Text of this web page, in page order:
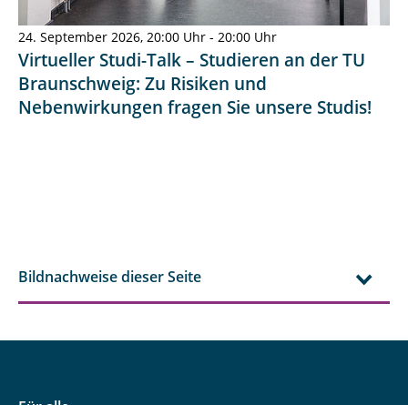
24. September 2026, 20:00 Uhr - 20:00 Uhr
Virtueller Studi-Talk – Studieren an der TU
Braunschweig: Zu Risiken und
Nebenwirkungen fragen Sie unsere Studis!
Bildnachweise dieser Seite